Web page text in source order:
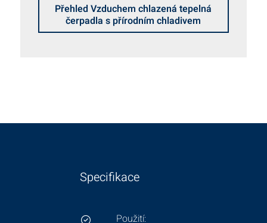
Přehled Vzduchem chlazená tepelná
čerpadla s přírodním chladivem
Specifikace
Použití: